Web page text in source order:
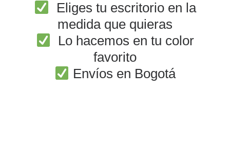
Eliges tu escritorio en la
medida que quieras
Lo hacemos en tu color
favorito
Envíos en Bogotá